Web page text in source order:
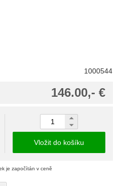
1000544
146.00,- €
Vložit do košíku
je započítán v ceně